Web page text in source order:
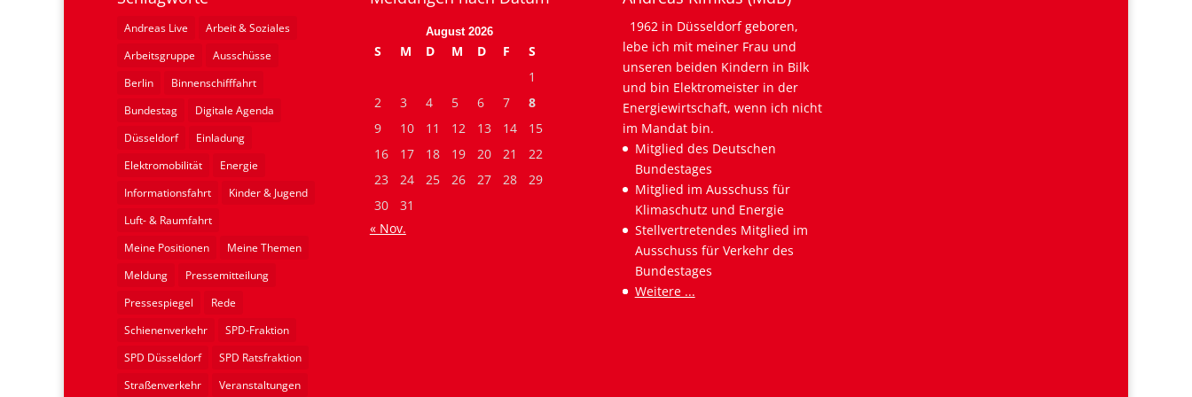
Andreas Live
Arbeit & Soziales
Arbeitsgruppe
Ausschüsse
Berlin
Binnenschifffahrt
Bundestag
Digitale Agenda
Düsseldorf
Einladung
Elektromobilität
Energie
Informationsfahrt
Kinder & Jugend
Luft- & Raumfahrt
Meine Positionen
Meine Themen
Meldung
Pressemitteilung
Pressespiegel
Rede
Schienenverkehr
SPD-Fraktion
SPD Düsseldorf
SPD Ratsfraktion
Straßenverkehr
Veranstaltungen
August 2026
S M D M D F
S
1
2
3 4 5 6 7
8
9
10 11 12 13 14
15
16
17 18 19 20 21
22
23
24 25 26 27 28
29
30
31
« Nov.
1962 in Düsseldorf geboren,
lebe ich mit meiner Frau und
unseren beiden Kindern in Bilk
und bin Elektromeister in der
Energiewirtschaft, wenn ich nicht
im Mandat bin.
Mitglied des Deutschen
Bundestages
Mitglied im Ausschuss für
Klimaschutz und Energie
Stellvertretendes Mitglied im
Ausschuss für Verkehr des
Bundestages
Weitere ...